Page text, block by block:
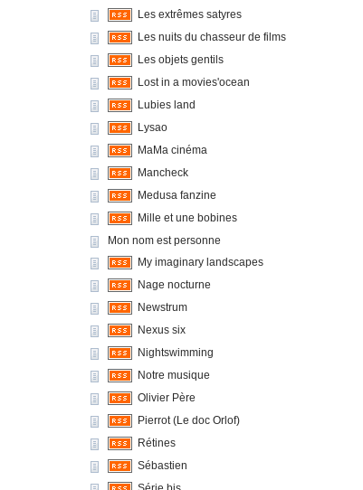
Les extrêmes satyres
Les nuits du chasseur de films
Les objets gentils
Lost in a movies'ocean
Lubies land
Lysao
MaMa cinéma
Mancheck
Medusa fanzine
Mille et une bobines
Mon nom est personne
My imaginary landscapes
Nage nocturne
Newstrum
Nexus six
Nightswimming
Notre musique
Olivier Père
Pierrot (Le doc Orlof)
Rétines
Sébastien